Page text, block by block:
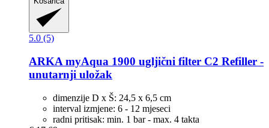
5.0 (5)
ARKA myAqua 1900 ugljični filter C2 Refiller -​
unutarnji uložak
dimenzije D x Š: 24,5 x 6,5 cm
interval izmjene: 6 - 12 mjeseci
radni pritisak: min. 1 bar - max. 4 takta